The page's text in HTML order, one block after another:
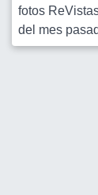
fotos
del mes